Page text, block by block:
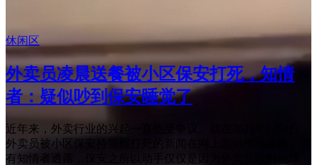
休闲区
外卖员凌晨送餐被小区保安打死，知情
者：疑似吵到保安睡觉了
近年来，外卖行业的兴起一直饱受争议。就在2021年1月4日，
外卖员被小区保安持警棍打死的新闻在网上闹得沸沸扬扬，而
有知情者透露，保安之所以动手仅仅是因为外卖员吵到他睡